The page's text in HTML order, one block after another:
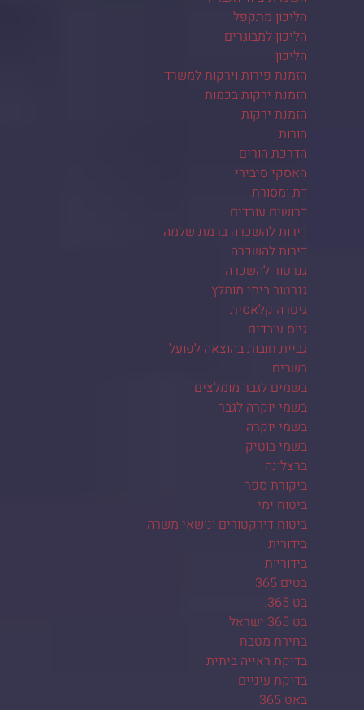
הליכון מתקפל
הליכון למבוגרים
הליכון
הזמנת פירות וירקות למשרד
הזמנת ירקות בכמות
הזמנת ירקות
הורות
הדרכת הורים
האסקי סיבירי
דת ומסורת
דרושים עובדים
דירות להשכרה ברמת שלמה
דירות להשכרה
גנרטור להשכרה
גנרטור ביתי מומלץ
גיטרה קלאסית
גיוס עובדים
גביית חובות בהוצאה לפועל
בשרים
בשמים לגבר מומלצים
בשמי יוקרה לגבר
בשמי יוקרה
בשמי בוטיק
ברצלונה
ביקורת ספר
ביטוח ימי
ביטוח דירקטורים ונושאי משרה
בידורית
בידוריות
בטים 365
בט 365.
בט 365 ישראל
בחירת מטבח
בדיקת ראייה ביתית
בדיקת עיניים
באט 365